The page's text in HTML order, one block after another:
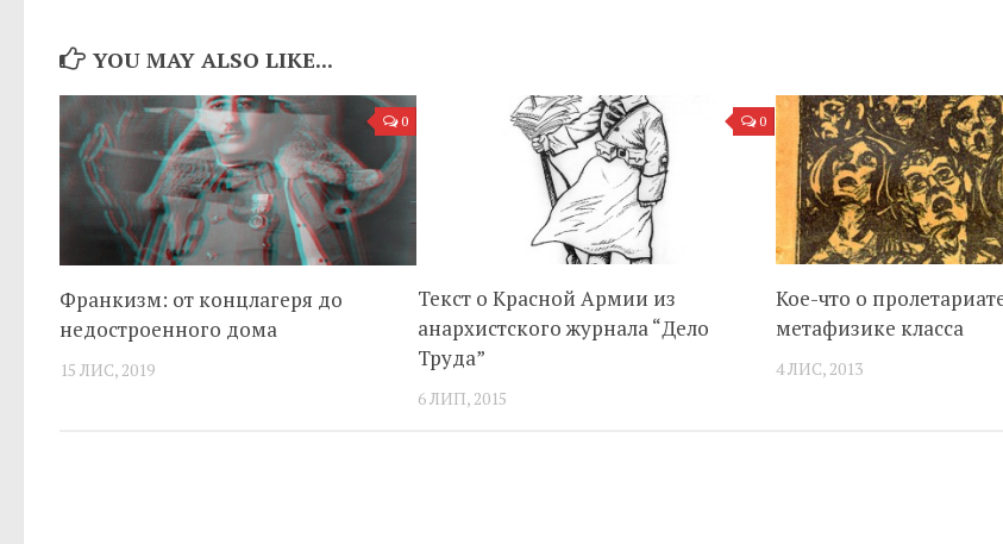
YOU MAY ALSO LIKE...
0
Франкизм: от концлагеря до
недостроенного дома
15 ЛИС, 2019
0
Текст о Красной Армии из
анархистского журнала “Дело
Труда”
6 ЛИП, 2015
Кое-что о
метафизике класса
4 ЛИС, 2013